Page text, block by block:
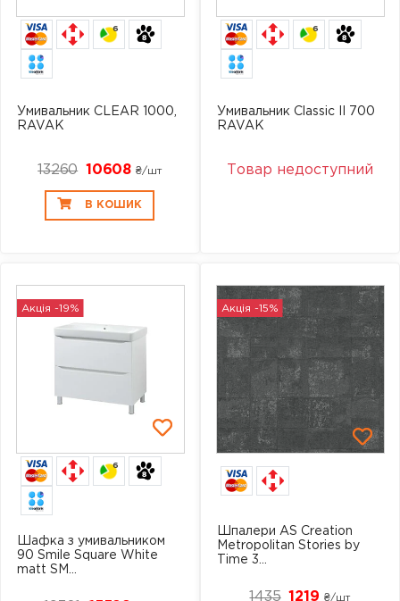
6
Умивальник CLEAR 1000,
RAVAK
13260 10608 ₴/шт
В КОШИК
6
Умивальник Classic II 700
RAVAK
Товар недоступний
Акція -19%
6
Шафка з умивальником
90 Smile Square White
matt SM...
Акція -15%
Шпалери AS Creation
Metropolitan Stories by
Time 3...
1435 1219 ₴/шт